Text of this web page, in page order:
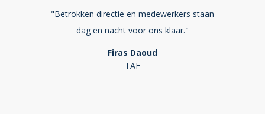
"Betrokken directie en medewerkers staan
dag en nacht voor ons klaar."
Firas Daoud
TAF